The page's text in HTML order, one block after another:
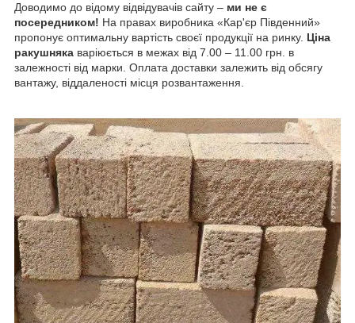
Доводимо до відому відвідувачів сайту – ми не є
посередником! На правах виробника «Кар'єр Південний»
пропонує оптимальну вартість своєї продукції на ринку. Ціна
ракушняка варіюється в межах від 7.00 – 11.00 грн. в
залежності від марки. Оплата доставки залежить від обсягу
вантажу, віддаленості місця розвантаження.